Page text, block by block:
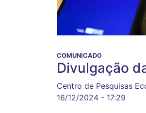
COMUNICADO
Divulgação
Centro de Pesquisas
16/12/2024 - 17:29